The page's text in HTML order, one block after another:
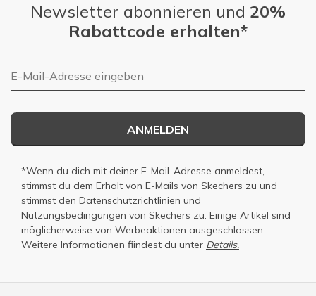
Newsletter abonnieren und 20%
Rabattcode erhalten*
E-Mail-Adresse
ANMELDEN
*Wenn du dich mit deiner E-Mail-Adresse anmeldest,
stimmst du dem Erhalt von E-Mails von Skechers zu und
stimmst den Datenschutzrichtlinien und
Nutzungsbedingungen von Skechers zu. Einige Artikel sind
möglicherweise von Werbeaktionen ausgeschlossen.
Weitere Informationen fiindest du unter Details.